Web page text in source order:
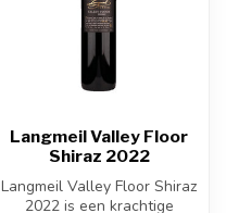
Langmeil Valley Floor
Shiraz 2022
Langmeil Valley Floor Shiraz
2022 is een krachtige